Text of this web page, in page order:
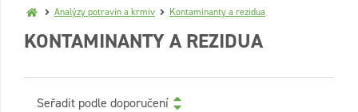
Analýzy potravin a krmiv Kontaminanty a rezidua
KONTAMINANTY A REZIDUA
Seřadit podle doporučení